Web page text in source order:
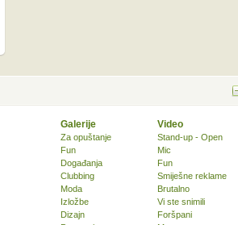
Galerije
Za opuštanje
Fun
Događanja
Clubbing
Moda
Izložbe
Dizajn
Video
Stand-up - Open
Mic
Fun
Smiješne reklame
Brutalno
Vi ste snimili
Foršpani